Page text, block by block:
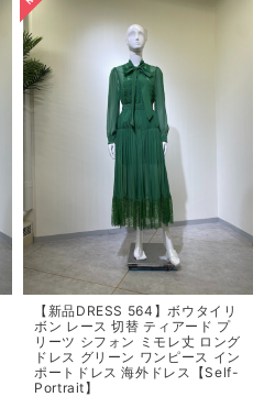
【新品DRESS 564】ボウタイリ
ボン レース 切替 ティアード プ
リーツ シフォン ミモレ丈 ロング
ドレス グリーン ワンピース イン
ポートドレス 海外ドレス【Self-
Portrait】